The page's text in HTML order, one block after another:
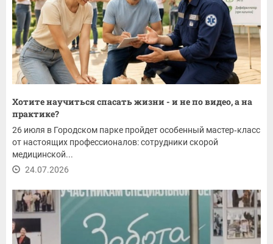
Хотите научиться спасать жизни - и не по видео, а на
практике?
26 июля в Городском парке пройдет особенный мастер‑класс
от настоящих профессионалов: сотрудники скорой
медицинской...
24.07.2026